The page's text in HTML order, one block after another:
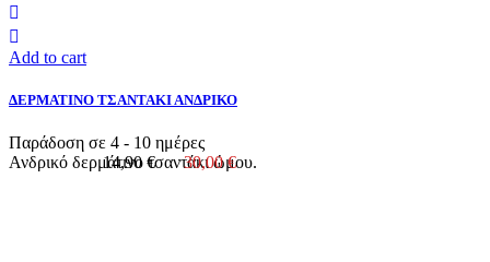
Add to cart
ΔΕΡΜΑΤΙΝΟ ΤΣΑΝΤΑΚΙ ΑΝΔΡΙΚΟ
Παράδοση σε 4 - 10 ημέρες
14,90 €
30,00 €
Ανδρικό δερμάτινο τσαντάκι ώμου.